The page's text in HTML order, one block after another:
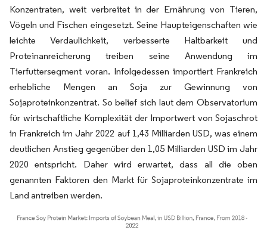
Konzentraten, weit verbreitet in der Ernährung von Tieren,
Vögeln und Fischen eingesetzt. Seine Haupteigenschaften wie
leichte Verdaulichkeit, verbesserte Haltbarkeit und
Proteinanreicherung treiben seine Anwendung im
Tierfuttersegment voran. Infolgedessen importiert Frankreich
erhebliche Mengen an Soja zur Gewinnung von
Sojaproteinkonzentrat. So belief sich laut dem Observatorium
für wirtschaftliche Komplexität der Importwert von Sojaschrot
in Frankreich im Jahr 2022 auf 1,43 Milliarden USD, was einem
deutlichen Anstieg gegenüber den 1,05 Milliarden USD im Jahr
2020 entspricht. Daher wird erwartet, dass all die oben
genannten Faktoren den Markt für Sojaproteinkonzentrate im
Land antreiben werden.